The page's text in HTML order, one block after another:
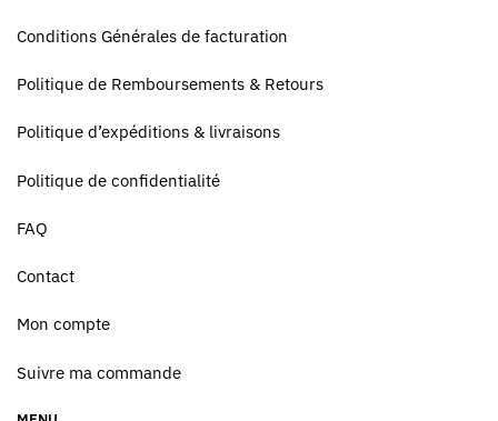
Conditions Générales de facturation
Politique de Remboursements & Retours
Politique d’expéditions & livraisons
Politique de confidentialité
FAQ
Contact
Mon compte
Suivre ma commande